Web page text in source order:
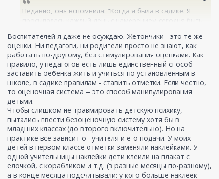
Недавно, она вспомнила: "Когда я была в садике. Я
там была такая система стимулирования хорошего
поведения). Но все равно, что-нибудь происходило
плохое и мне давали черный жетончик.
Воспитателей я даже не осуждаю. Жетончики - это те же
оценки. Ни педагоги, ни родители просто не знают, как
работать по-другому, без стимулирования оценками. Как
правило, у педагогов есть лишь единственный способ
заставить ребенка жить и учиться по установленным в
школе, в садике правилам - ставить отметки. Если честно,
то оценочная система -- это способ манипулирования
детьми.
Чтобы слишком не травмировать детскую психику,
пытались ввести безоценочную систему хотя бы в
младших классах (до второго включительно). Но на
практике все зависит от учителя и его подачи. У моих
детей в первом классе отметки заменяли наклейками. У
одной учительницы наклейки дети клеили на плакат с
елочкой, с корабликом и т.д. (в разные месяцы по-разному),
а в конце месяца подсчитывали: у кого больше наклеек -